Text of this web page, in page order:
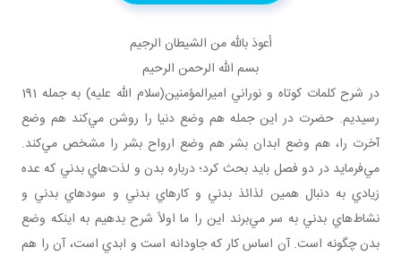
أعوذ بالله من الشيطان الرجيم
بسم الله الرحمن الرحيم
در شرح کلمات کوتاه و نوراني اميرالمؤمنين(سلام الله عليه) به جمله 191
رسيديم. حضرت در اين جمله هم وضع دنيا را روشن مي‌کند هم وضع
آخرت را، هم وضع ابدان بشر هم وضع ارواح بشر را مشخص مي‌کند.
مي‌فرمايد در دو فصل بايد بحث کرد؛ درباره بدن و لذت‌هاي بدني که عده
زيادي به دنبال همين لذائذ بدني و کارهاي بدني و سودهاي بدني و
نشاط‌هاي بدني به سر مي‌برند اين را ما اولاً شرح بدهيم به اينکه وضع
بدن چگونه است. آن اساس کار که جاودانه است و ابدي است، آن را هم